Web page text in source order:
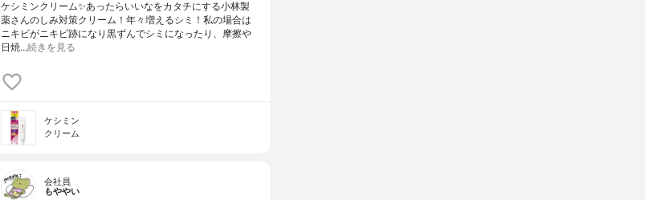
ケシミンクリーム✨あったらいいなをカタチにする小林製
薬さんのしみ対策クリーム！年々増えるシミ！私の場合は
ニキビがニキビ跡になり黒ずんでシミになったり、摩擦や
日焼…続きを見る
ケシミン
クリーム
会社員
もややい